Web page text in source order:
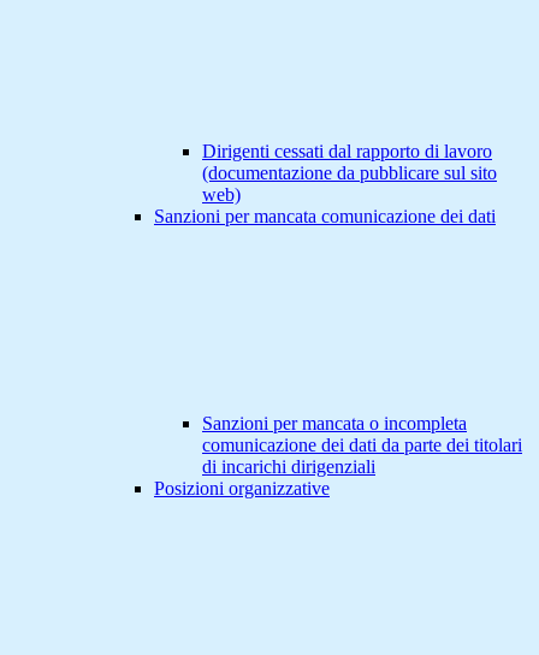
Dirigenti cessati dal rapporto di lavoro
(documentazione da pubblicare sul sito
web)
Sanzioni per mancata comunicazione dei dati
Sanzioni per mancata o incompleta
comunicazione dei dati da parte dei titolari
di incarichi dirigenziali
Posizioni organizzative